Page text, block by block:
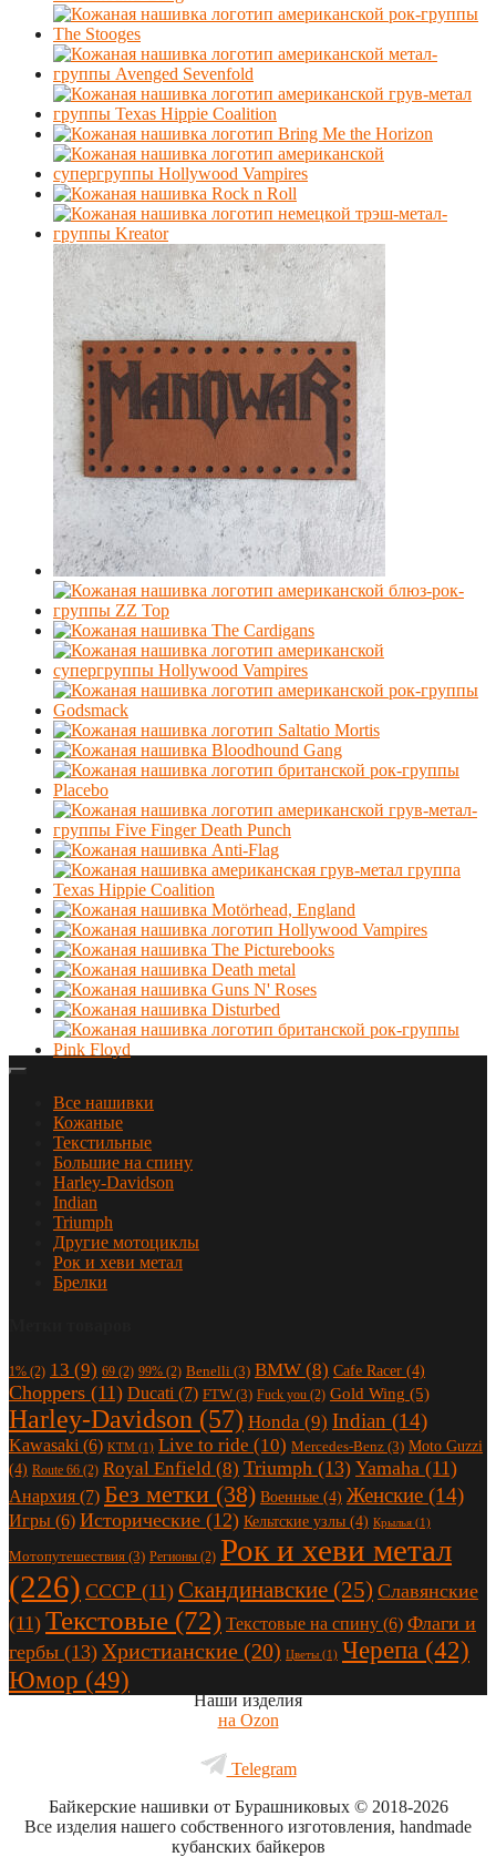
Все нашивки
Кожаные
Текстильные
Большие на спину
Harley-Davidson
Indian
Triumph
Другие мотоциклы
Рок и хеви метал
Брелки
1% (2) 13 (9) 69 (2) 99% (2) Benelli (3) BMW (8) Cafe Racer (4)
Choppers (11) Ducati (7) FTW (3) Fuck you (2) Gold Wing (5)
Harley-Davidson (57) Honda (9) Indian (14)
Kawasaki (6) KTM (1) Live to ride (10) Mercedes-Benz (3) Moto Guzzi
(4) Route 66 (2) Royal Enfield (8) Triumph (13) Yamaha (11)
Анархия (7) Без метки (38) Военные (4) Женские (14)
Игры (6) Исторические (12) Кельтские узлы (4) Крылья (1)
Мотопутешествия (3) Регионы (2) Рок и хеви метал
(226) СССР (11) Скандинавские (25) Славянские
(11) Текстовые (72) Текстовые на спину (6) Флаги и
гербы (13) Христианские (20) Цветы (1) Черепа (42)
Юмор (49)
Наши изделия
на Ozon
Telegram
Байкерские нашивки от Бурашниковых© 2018-2026
Все изделия нашего собственного изготовления, handmade
кубанских байкеров